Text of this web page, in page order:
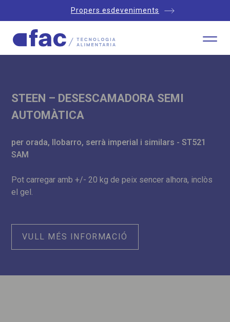
Propers esdeveniments
STEEN – DESESCAMADORA SEMI
AUTOMÀTICA
per orada, llobarro, serrà imperial i similars - ST521
SAM
Pot carregar amb +/- 20 kg de peix sencer alhora, inclòs
el gel.
VULL MÉS INFORMACIÓ